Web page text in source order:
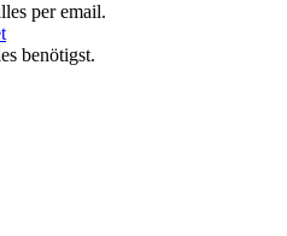
per email.
benötigst.